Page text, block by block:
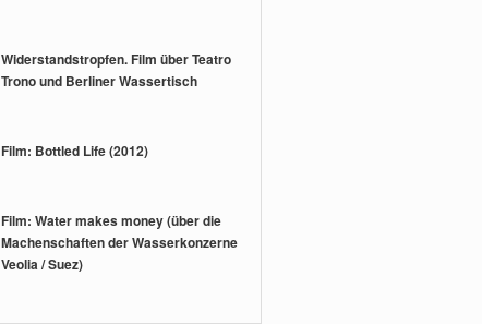
Widerstandstropfen. Film über Teatro
Trono und Berliner Wassertisch
Film: Bottled Life (2012)
Film: Water makes money (über die
Machenschaften der Wasserkonzerne
Veolia / Suez)